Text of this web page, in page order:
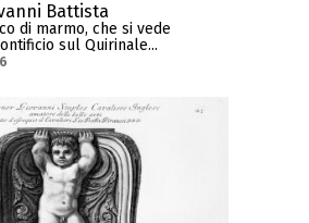
Battista
di marmo, che si vede
sul Quirinale...